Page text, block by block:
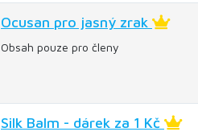
Ocusan pro jasný zrak
Obsah pouze pro členy
Silk Balm - dárek za 1 Kč